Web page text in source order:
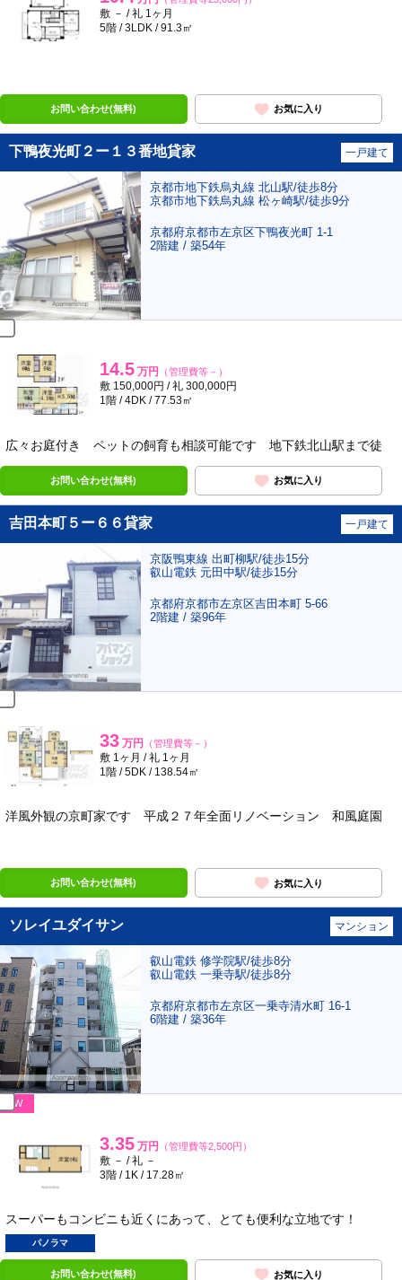
敷 － / 礼 1ヶ月
5階 / 3LDK / 91.3㎡
お問い合わせ(無料) お気に入り
下鴨夜光町２ー１３番地貸家 一戸建て
京都市地下鉄烏丸線 北山駅/徒歩8分
京都市地下鉄烏丸線 松ヶ崎駅/徒歩9分
京都府京都市左京区下鴨夜光町 1-1
2階建 / 築54年
14.5 万円 （管理費等－）
敷 150,000円 / 礼 300,000円
1階 / 4DK / 77.53㎡
広々お庭付き ペットの飼育も相談可能です 地下鉄北山駅まで徒
お問い合わせ(無料) お気に入り
吉田本町５ー６６貸家 一戸建て
京阪鴨東線 出町柳駅/徒歩15分
叡山電鉄 元田中駅/徒歩15分
京都府京都市左京区吉田本町 5-66
2階建 / 築96年
33 万円 （管理費等－）
敷 1ヶ月 / 礼 1ヶ月
1階 / 5DK / 138.54㎡
洋風外観の京町家です 平成２７年全面リノベーション 和風庭園
お問い合わせ(無料) お気に入り
ソレイユダイサン マンション
叡山電鉄 修学院駅/徒歩8分
叡山電鉄 一乗寺駅/徒歩8分
京都府京都市左京区一乗寺清水町 16-1
6階建 / 築36年
NEW
3.35 万円 （管理費等2,500円）
敷 － / 礼 －
3階 / 1K / 17.28㎡
スーパーもコンビニも近くにあって、とても便利な立地です！
パノラマ
お問い合わせ(無料) お気に入り